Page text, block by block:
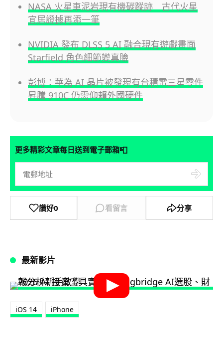
NASA 火星車泥岩現有機碳蹤跡 古代火星
宜居證據再添一筆
NVIDIA 發布 DLSS 5 AI 融合現有遊戲畫面
Starfield 角色細節變真臉
彭博：華為 AI 晶片被發現有台積電三星零件
昇騰 910C 仍需仰賴外國硬件
更多精彩文章每日送到電子郵箱📮
讚好0 看留言 分享
最新影片
iOS 14 iPhone